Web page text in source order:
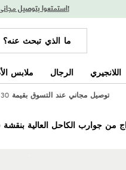
استمتعوا بتوصيل مجاني عند التسوق بقيمة 9 د.ب فقط. متوفر لفترة محدودة فقط!
اللانجيري الرجال ملابس
توصيل مجاني عند التسوق بقيمة 30 د.ب أو أكثر